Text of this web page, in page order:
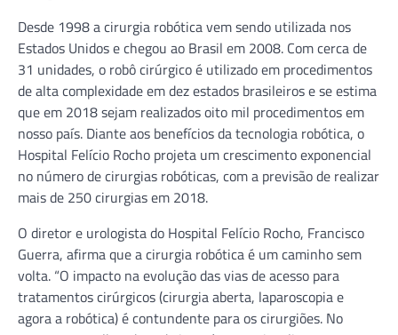
Desde 1998 a cirurgia robótica vem sendo utilizada nos
Estados Unidos e chegou ao Brasil em 2008. Com cerca de
31 unidades, o robô cirúrgico é utilizado em procedimentos
de alta complexidade em dez estados brasileiros e se estima
que em 2018 sejam realizados oito mil procedimentos em
nosso país. Diante aos benefícios da tecnologia robótica, o
Hospital Felício Rocho projeta um crescimento exponencial
no número de cirurgias robóticas, com a previsão de realizar
mais de 250 cirurgias em 2018.
O diretor e urologista do Hospital Felício Rocho, Francisco
Guerra, afirma que a cirurgia robótica é um caminho sem
volta. “O impacto na evolução das vias de acesso para
tratamentos cirúrgicos (cirurgia aberta, laparoscopia e
agora a robótica) é contundente para os cirurgiões. No